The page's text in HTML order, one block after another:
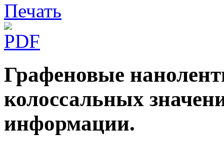
Графеновые
колоссальных
информации.